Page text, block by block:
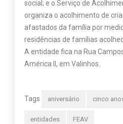
social; e o Serviço de
organiza o acolhimento de
afastados da família por
residências de famílias
A entidade fica na Rua
América II, em Valinhos.
Tags aniversário cinco
entidades FEAV